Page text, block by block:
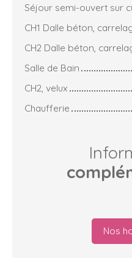
Séjour semi-ouvert sur
CH1 Dalle béton,
CH2 Dalle béton,
Salle de Bain
CH2, velux
Chaufferie
Nos